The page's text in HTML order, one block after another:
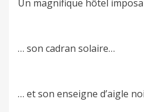
Un magnifique hôtel
… son cadran solaire…
… et son enseigne d’aigle